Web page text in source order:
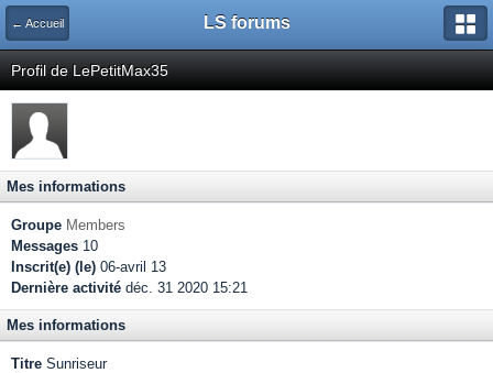
← Accueil LS forums
Profil de LePetitMax35
Mes informations
Groupe Members
Messages 10
Inscrit(e) (le) 06-avril 13
Dernière activité déc. 31 2020 15:21
Mes informations
Titre Sunriseur